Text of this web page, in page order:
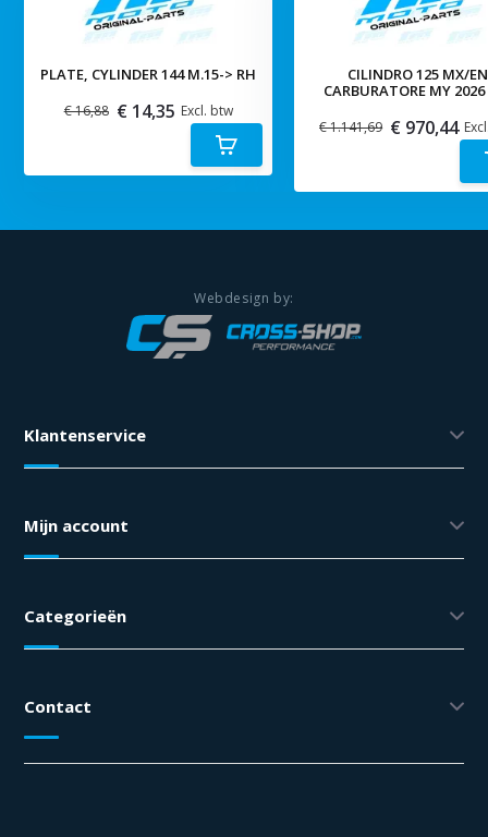
PLATE, CYLINDER 144 M.15-> RH
€ 16,88 € 14,35 Excl. btw
CILINDRO 125 MX/EN
CARBURATORE MY 2026
€ 1.141,69 € 970,44
Klantenservice
Mijn account
Categorieën
Contact